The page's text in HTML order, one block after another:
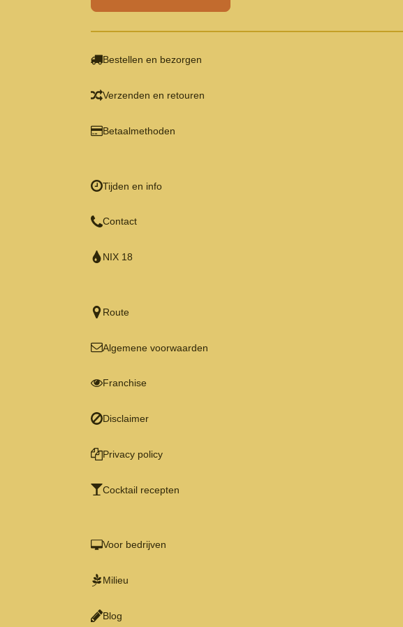
Bestellen en bezorgen
Verzenden en retouren
Betaalmethoden
Tijden en info
Contact
NIX 18
Route
Algemene voorwaarden
Franchise
Disclaimer
Privacy policy
Cocktail recepten
Voor bedrijven
Milieu
Blog